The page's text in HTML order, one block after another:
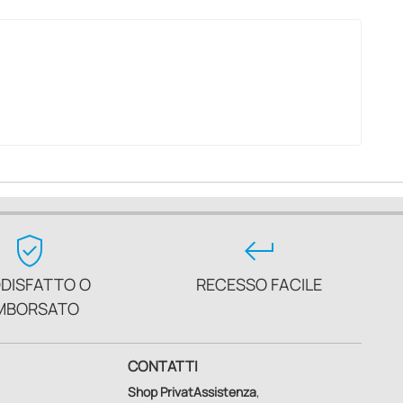
verified_user
O
keyboard_return
RECESSO FACILE
CONTATTI
Shop PrivatAssistenza,